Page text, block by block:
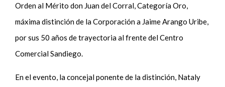
Orden al Mérito don Juan del Corral, Categoría Oro,
máxima distinción de la Corporación a Jaime Arango Uribe,
por sus 50 años de trayectoria al frente del Centro
Comercial Sandiego.
En el evento, la concejal ponente de la distinción, Nataly